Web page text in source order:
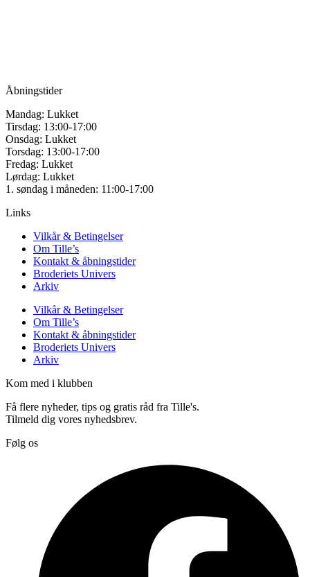
Åbningstider
Mandag: Lukket
Tirsdag: 13:00-17:00
Onsdag: Lukket
Torsdag: 13:00-17:00
Fredag: Lukket
Lørdag: Lukket
1. søndag i måneden: 11:00-17:00
Links
Vilkår & Betingelser
Om Tille’s
Kontakt & åbningstider
Broderiets Univers
Arkiv
Vilkår & Betingelser
Om Tille’s
Kontakt & åbningstider
Broderiets Univers
Arkiv
Kom med i klubben
Få flere nyheder, tips og gratis råd fra Tille's.
Tilmeld dig vores nyhedsbrev.
Følg os